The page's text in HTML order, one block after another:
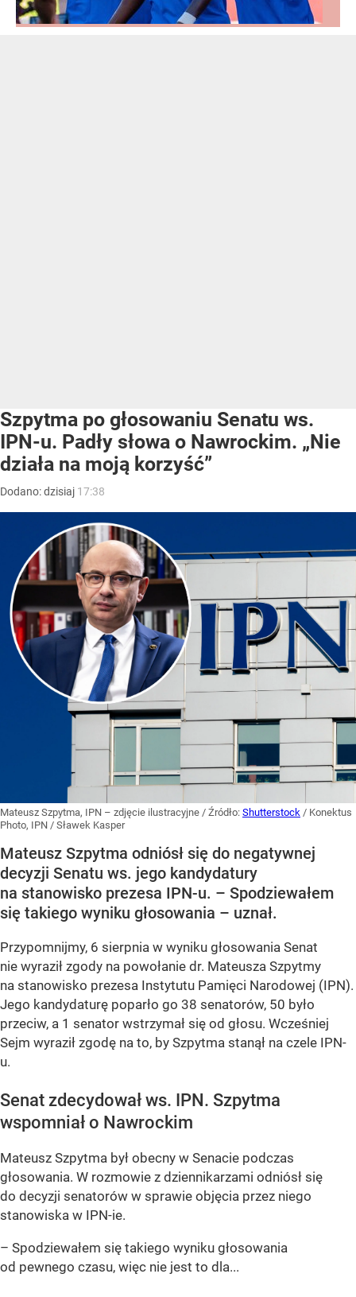
Szpytma po głosowaniu Senatu ws.
IPN-u. Padły słowa o Nawrockim. „Nie
działa na moją korzyść”
Dodano:dzisiaj 17:38
Mateusz Szpytma, IPN – zdjęcie ilustracyjne / Źródło: Shutterstock / Konektus
Photo, IPN / Sławek Kasper
Mateusz Szpytma odniósł się do negatywnej
decyzji Senatu ws. jego kandydatury
na stanowisko prezesa IPN-u. – Spodziewałem
się takiego wyniku głosowania – uznał.
Przypomnijmy, 6 sierpnia w wyniku głosowania Senat
nie wyraził zgody na powołanie dr. Mateusza Szpytmy
na stanowisko prezesa Instytutu Pamięci Narodowej (IPN).
Jego kandydaturę poparło go 38 senatorów, 50 było
przeciw, a 1 senator wstrzymał się od głosu. Wcześniej
Sejm wyraził zgodę na to, by Szpytma stanął na czele IPN-
u.
Senat zdecydował ws. IPN. Szpytma
wspomniał o Nawrockim
Mateusz Szpytma był obecny w Senacie podczas
głosowania. W rozmowie z dziennikarzami odniósł się
do decyzji senatorów w sprawie objęcia przez niego
stanowiska w IPN-ie.
– Spodziewałem się takiego wyniku głosowania
od pewnego czasu, więc nie jest to dla...